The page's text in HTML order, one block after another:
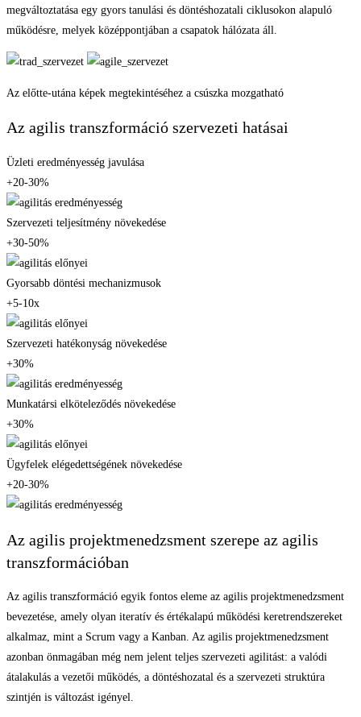
megváltoztatása egy gyors tanulási és döntéshozatali ciklusokon alapuló
működésre, melyek középpontjában a csapatok hálózata áll.
Az előtte-utána képek megtekintéséhez a csúszka mozgatható
Az agilis transzformáció szervezeti hatásai
Üzleti eredményesség javulása
+20-30%
Szervezeti teljesítmény növekedése
+30-50%
Gyorsabb döntési mechanizmusok
+5-10x
Szervezeti hatékonyság növekedése
+30%
Munkatársi elköteleződés növekedése
+30%
Ügyfelek elégedettségének növekedése
+20-30%
Az agilis projektmenedzsment szerepe az agilis
transzformációban
Az agilis transzformáció egyik fontos eleme az agilis projektmenedzsment
bevezetése, amely olyan iteratív és értékalapú működési keretrendszereket
alkalmaz, mint a Scrum vagy a Kanban. Az agilis projektmenedzsment
azonban önmagában még nem jelent teljes szervezeti agilitást: a valódi
átalakulás a vezetői működés, a döntéshozatal és a szervezeti struktúra
szintjén is változást igényel.